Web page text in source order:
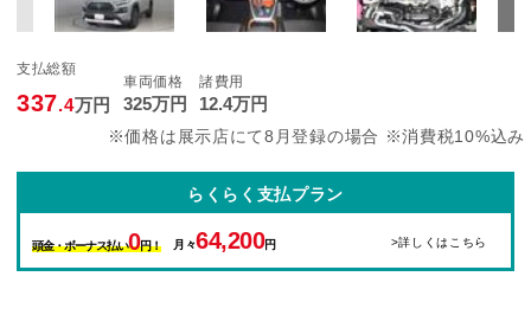
支払総額
337.4万円
車両価格
325万円
諸費用
12.4万円
※価格は展示店にて8月登録の場合 ※消費税10%込み
らくらく支払プラン
頭金・ボーナス払い0円！ 月々64,200円 >詳しくはこちら